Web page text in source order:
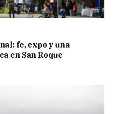
fe, expo y una
en San Roque